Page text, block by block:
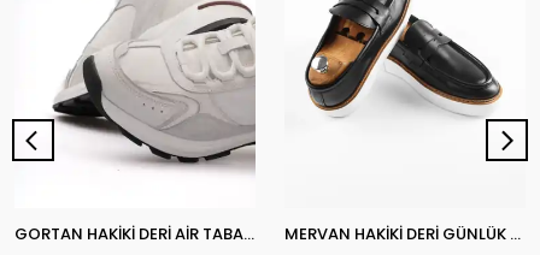
GORTAN HAKİKİ DERİ AİR TABAN GÜNLÜK ERKEK SNEAKER AYAKKABI MERVAN HAKİKİ DERİ GÜNLÜK ERKEK SNEAKER AYAKKABI